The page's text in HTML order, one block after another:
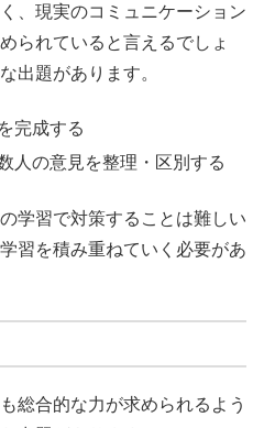
、現実のコミュニケーション
られていると言えるでしょ
出題があります。
完成する
人の意見を整理・区別する
学習で対策することは難しい
習を積み重ねていく必要があ
総合的な力が求められるよう